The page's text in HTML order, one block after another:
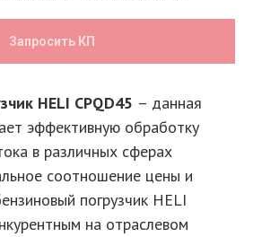
Запросить КП
HELI CPQD45 – данная
эффективную обработку
в различных сферах
соотношение цены и
погрузчик HELI
на отраслевом